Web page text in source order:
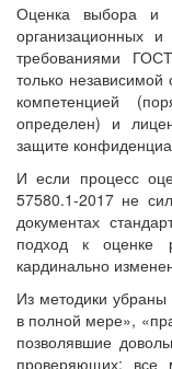
Оценка выбора и
организационных
требованиями
только
компетенцией
определен) и
защите
И если процесс
57580.1-2017 не
документах
подход к оценке
кардинально
Из методики
в полной мере»,
позволявшие
проверяющих: